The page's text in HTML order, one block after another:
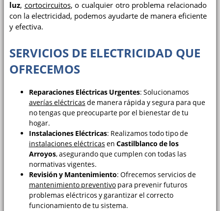
luz, cortocircuitos, o cualquier otro problema relacionado
con la electricidad, podemos ayudarte de manera eficiente
y efectiva.
SERVICIOS DE ELECTRICIDAD QUE
OFRECEMOS
Reparaciones Eléctricas Urgentes: Solucionamos
averías eléctricas de manera rápida y segura para que
no tengas que preocuparte por el bienestar de tu
hogar.
Instalaciones Eléctricas: Realizamos todo tipo de
instalaciones eléctricas en Castilblanco de los
Arroyos, asegurando que cumplen con todas las
normativas vigentes.
Revisión y Mantenimiento: Ofrecemos servicios de
mantenimiento preventivopara prevenir futuros
problemas eléctricos y garantizar el correcto
funcionamiento de tu sistema.